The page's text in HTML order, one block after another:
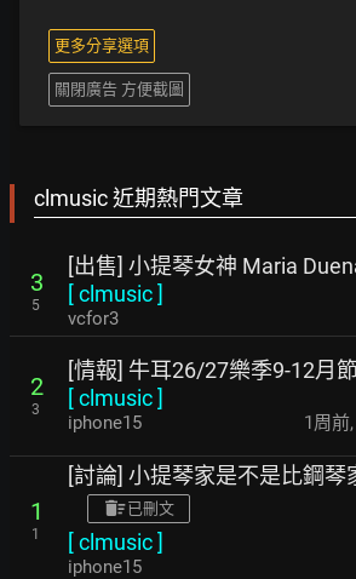
更多分享選項
關閉廣告 方便截圖
clmusic 近期熱門文章
3
5
[出售] 小提琴女神 Maria
[clmusic]
vcfor3
2
3
[情報] 牛耳26/27樂季9-12月
[clmusic]
iphone15 1周前,
1
1
[討論] 小提琴家是不是比鋼琴
已刪文
[clmusic]
iphone15